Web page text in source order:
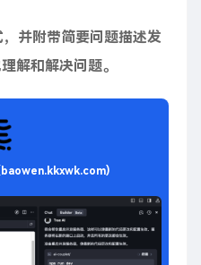
并附带简要问题描述发
解和解决问题。